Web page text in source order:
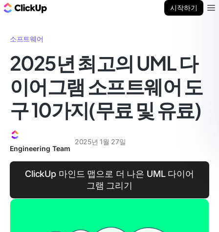
시작하기
소프트웨어
2025년 최고의 UML 다
이어그램 소프트웨어 도
구 10가지(무료 및 유료)
Engineering Team
2025년 1월 27일
ClickUp 마인드 맵으로 더 나은 UML 다이어
그램 그리기